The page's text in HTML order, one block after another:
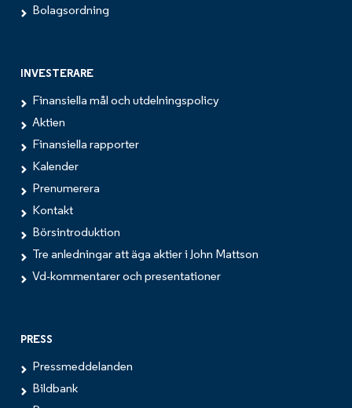
Bolagsordning
INVESTERARE
Finansiella mål och utdelningspolicy
Aktien
Finansiella rapporter
Kalender
Prenumerera
Kontakt
Börsintroduktion
Tre anledningar att äga aktier i John Mattson
Vd-kommentarer och presentationer
PRESS
Pressmeddelanden
Bildbank